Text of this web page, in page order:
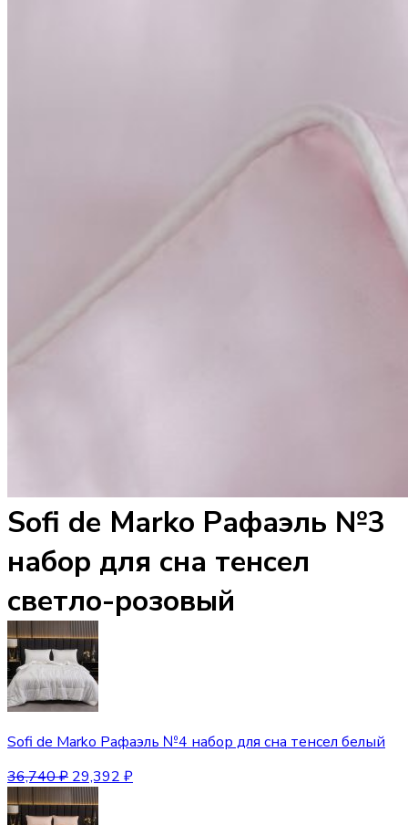
Sofi de Marko Рафаэль №3
набор для сна тенсел
светло-розовый
Sofi de Marko Рафаэль №4 набор для сна тенсел белый
36,740₽ 29,392 ₽